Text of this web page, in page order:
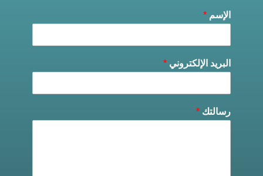
الإسم *
البريد الإلكتروني *
رسالتك *